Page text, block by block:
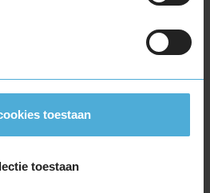
toestaan
toestaan